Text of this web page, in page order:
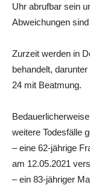
Uhr abrufbar sein
Abweichungen
Zurzeit werden in
behandelt,
24 mit Beatmung.
weitere Todesfälle
– eine 62-jährige
am 12.05.2021
– ein 83-jähriger